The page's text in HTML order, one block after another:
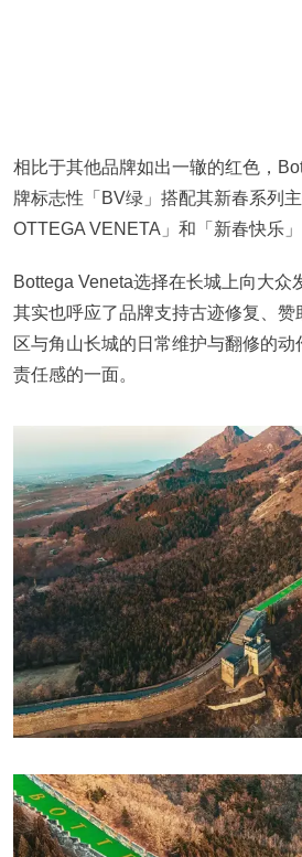
相比于其他品牌如出一辙的红色，
牌标志性「BV绿」搭配其新春系列
OTTEGA VENETA」和「新春快乐」
Bottega Veneta选择在长城上向大众
其实也呼应了品牌支持古迹修复、
区与角山长城的日常维护与翻修的
责任感的一面。